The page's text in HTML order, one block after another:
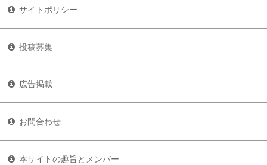
サイトポリシー
投稿募集
広告掲載
お問合わせ
本サイトの趣旨とメンバー